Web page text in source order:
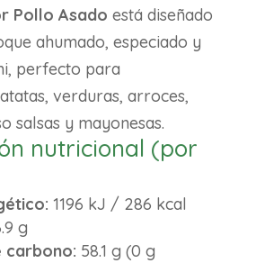
Pollo Asado está diseñado
ahumado, especiado y
perfecto para
verduras, arroces,
salsas y mayonesas.
nutricional (por
1196 kJ / 286 kcal
g
carbono: 58.1 g (0 g